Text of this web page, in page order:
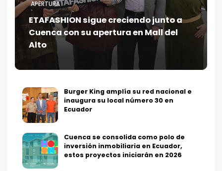
APERTURA
ETAFASHION sigue creciendo junto a
Cuenca con su apertura en Mall del
Alto
Burger King amplía su red nacional e
inaugura su local número 30 en
Ecuador
Cuenca se consolida como polo de
inversión inmobiliaria en Ecuador,
estos proyectos iniciarán en 2026